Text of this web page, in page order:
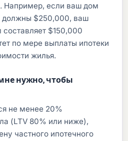
Например, если ваш дом
должны $250,000, ваш
$150,000
по мере выплаты ипотеки
жилья.
нужно, чтобы
не менее 20%
(LTV 80% или ниже),
частного ипотечного